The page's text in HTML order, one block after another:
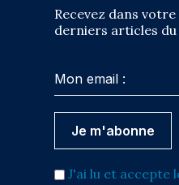
Recevez dans
derniers articles du
J'ai lu et accepte